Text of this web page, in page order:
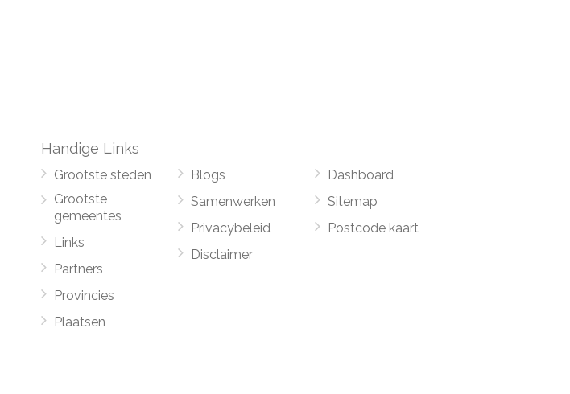
Handige Links
Grootste steden
Grootste
gemeentes
Links
Partners
Provincies
Plaatsen
Blogs
Samenwerken
Privacybeleid
Disclaimer
Dashboard
Sitemap
Postcode kaart